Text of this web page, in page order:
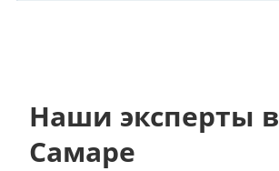
Наши эксперты в
Самаре